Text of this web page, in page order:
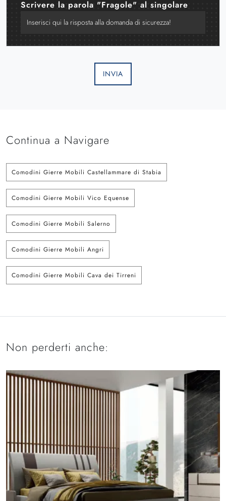
Scrivere la parola "Fragole" al singolare
INVIA
Continua a Navigare
Comodini Gierre Mobili Castellammare di Stabia
Comodini Gierre Mobili Vico Equense
Comodini Gierre Mobili Salerno
Comodini Gierre Mobili Angri
Comodini Gierre Mobili Cava dei Tirreni
Non perderti anche: